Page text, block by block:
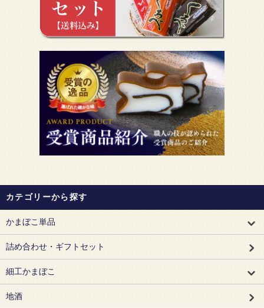
カテゴリーから探す
かまぼこ単品
詰め合わせ・ギフトセット
細工かまぼこ
地酒